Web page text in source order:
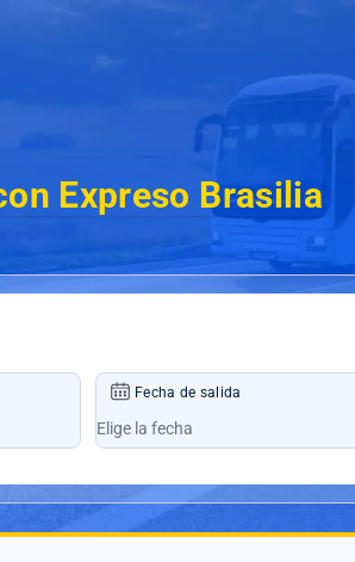
Expreso Brasilia
Fecha de salida